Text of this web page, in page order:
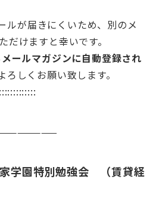
が届きにくいため、別のメ
だけますと幸いです。
ールマガジンに自動登録され
ろしくお願い致します。
学園特別勉強会 （賃貸経